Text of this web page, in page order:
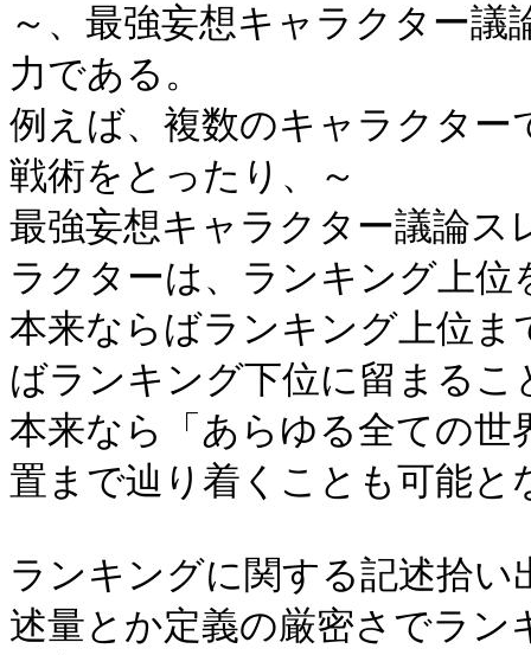
～、最強妄想キャラクター
力である。
例えば、複数のキャラクタ
戦術をとったり、～
最強妄想キャラクター議論ス
ラクターは、ランキング上
本来ならばランキング上位
ばランキング下位に留まるこ
本来なら「あらゆる全ての
置まで辿り着くことも可能と
ランキングに関する記述拾
述量とか定義の厳密さでラ